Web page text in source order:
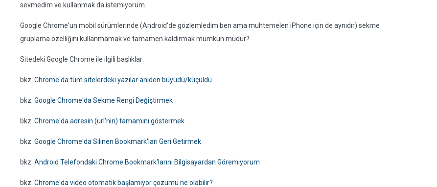
sevmedim ve kullanmak da istemiyorum.
Google Chrome'un mobil sürümlerinde (Android'de gözlemledim ben ama muhtemelen iPhone için de aynıdır) sekme
gruplama özelliğini kullanmamak ve tamamen kaldırmak mümkün müdür?
Sitedeki Google Chrome ile ilgili başlıklar:
bkz: Chrome'da tüm sitelerdeki yazılar aniden büyüdü/küçüldü
bkz: Google Chrome'da Sekme Rengi Değiştirmek
bkz: Chrome'da adresin (url'nin) tamamını göstermek
bkz: Google Chrome'da Silinen Bookmark'ları Geri Getirmek
bkz: Android Telefondaki Chrome Bookmark'larını Bilgisayardan Göremiyorum
bkz: Chrome'da video otomatik başlamıyor çözümü ne olabilir?